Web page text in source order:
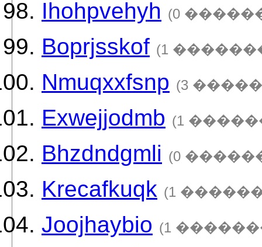
Ihohpvehyh (0
Boprjsskof (1
Nmuqxxfsnp (3
Exwejjodmb (1
Bhzdndgmli (0
Krecafkuqk (1
Joojhaybio (1